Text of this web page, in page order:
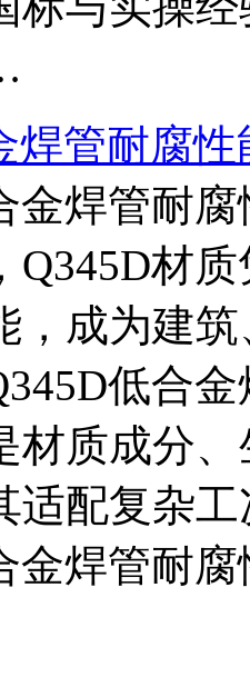
焊管耐腐性
金焊管耐
Q345D材
，成为建
低合
材质成分
适配复杂
金焊管耐